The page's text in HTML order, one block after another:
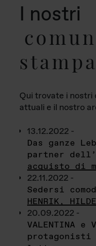
I nostri
stampa
Qui trovate i
attuali e il nostro
13.12.2022 -
Das ganze
partner
acquisto di
22.11.2022 -
Sedersi
HENRIK,
20.09.2022 -
VALENTINA e
protagonisti